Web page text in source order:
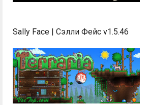
Sally Face | Сэлли Фейс v1.5.46